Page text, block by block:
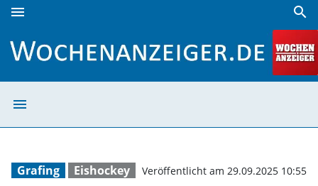
menu search
menu
Grafing Eishockey Veröffentlicht am 29.09.2025 10:55